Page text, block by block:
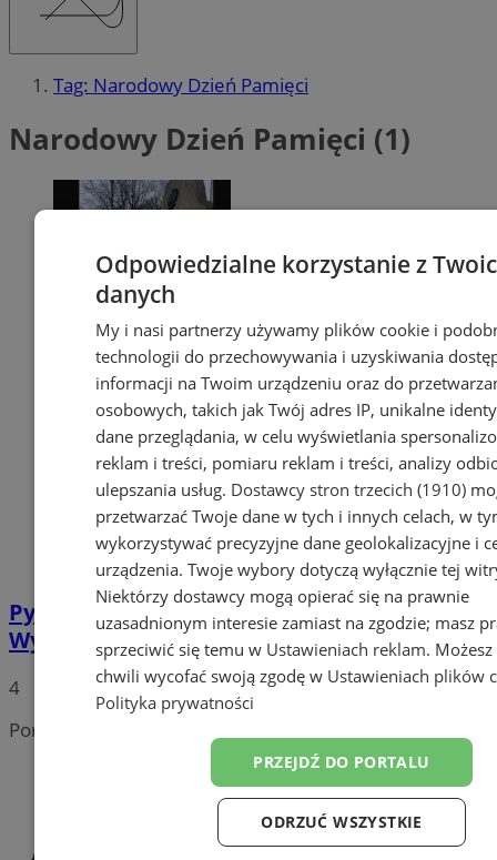
Tag: Narodowy Dzień Pamięci
Narodowy Dzień Pamięci (1)
Pyskowice upamiętniły Żołnierzy
Wyklętych
4
Portal należy do sieci
Odpowiedzialne korzystanie z
danych
My i nasi partnerzy używamy plików cookie i
technologii do przechowywania i uzyskiwania
informacji na Twoim urządzeniu oraz do
osobowych, takich jak Twój adres IP, unikalne
dane przeglądania, w celu wyświetlania
reklam i treści, pomiaru reklam i treści, analizy
ulepszania usług. Dostawcy stron trzecich (1910)
przetwarzać Twoje dane w tych i innych celach, w
wykorzystywać precyzyjne dane geolokalizacyjne i
urządzenia. Twoje wybory dotyczą wyłącznie tej
Niektórzy dostawcy mogą opierać się na prawnie
uzasadnionym interesie zamiast na zgodzie; masz
sprzeciwić się temu w Ustawieniach reklam.
chwili wycofać swoją zgodę w Ustawieniach plików
Polityka prywatności
PRZEJDŹ DO PORTALU
ODRZUĆ WSZYSTKIE